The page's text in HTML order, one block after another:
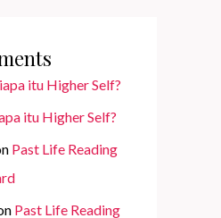
itu Higher Self?
itu Higher Self?
Past Life Reading
Past Life Reading